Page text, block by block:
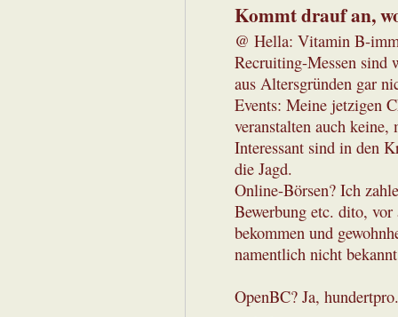
Kommt drauf an,
@ Hella: Vitamin B-
Recruiting-Messen sind
aus Altersgründen gar
Events: Meine jetzigen
veranstalten auch
Interessant sind in den
die Jagd.
Online-Börsen? Ich
Bewerbung etc. dito,
bekommen und
namentlich nicht
OpenBC? Ja, hundertpro.